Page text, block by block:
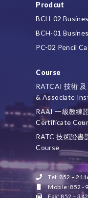
Prodcut
BCH-02
BCH-01
PC-02 Pencil
Course
RATCAI 技術
& Associate
RAAI 一級教練
Certificate
RATC 技術證
Course
Tel: 852 –
Mobile: 852 -
Fax: 852 –